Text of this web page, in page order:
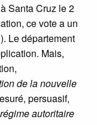
Santa Cruz le 2
ce vote a un
Le département
Mais,
de la nouvelle
persuasif,
autoritaire